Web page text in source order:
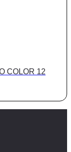
COLOR 12